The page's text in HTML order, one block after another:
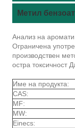
Метил
Анализ на
Ограничена
производствен
остра токсичност
Име на продукта:
CAS:
MF:
MW:
Einecs: